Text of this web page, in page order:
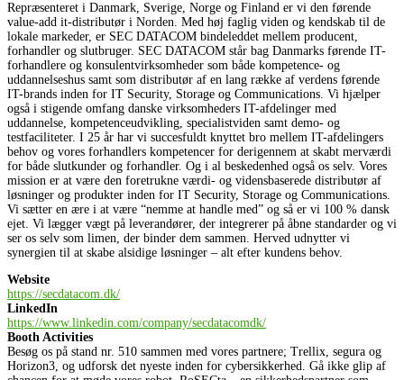
Repræsenteret i Danmark, Sverige, Norge og Finland er vi den førende
value-add it-distributør i Norden. Med høj faglig viden og kendskab til de
lokale markeder, er SEC DATACOM bindeleddet mellem producent,
forhandler og slutbruger. SEC DATACOM står bag Danmarks førende IT-
forhandlere og konsulentvirksomheder som både kompetence- og
uddannelseshus samt som distributør af en lang række af verdens førende
IT-brands inden for IT Security, Storage og Communications. Vi hjælper
også i stigende omfang danske virksomheders IT-afdelinger med
uddannelse, kompetenceudvikling, specialistviden samt demo- og
testfaciliteter. I 25 år har vi succesfuldt knyttet bro mellem IT-afdelingers
behov og vores forhandlers kompetencer for derigennem at skabt merværdi
for både slutkunder og forhandler. Og i al beskedenhed også os selv. Vores
mission er at være den foretrukne værdi- og vidensbaserede distributør af
løsninger og produkter inden for IT Security, Storage og Communications.
Vi sætter en ære i at være “nemme at handle med” og så er vi 100 % dansk
ejet. Vi lægger vægt på leverandører, der integrerer på åbne standarder og vi
ser os selv som limen, der binder dem sammen. Herved udnytter vi
synergien til at skabe alsidige løsninger – alt efter kundens behov.
Website
https://secdatacom.dk/
LinkedIn
https://www.linkedin.com/company/secdatacomdk/
Booth Activities
Besøg os på stand nr. 510 sammen med vores partnere; Trellix, segura og
Horizon3, og udforsk det nyeste inden for cybersikkerhed. Gå ikke glip af